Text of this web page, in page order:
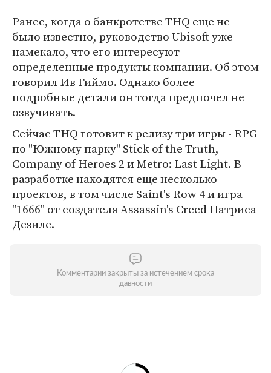
Ранее, когда о банкротстве THQ еще не
было известно, руководство Ubisoft уже
намекало, что его интересуют
определенные продукты компании. Об этом
говорил Ив Гиймо. Однако более
подробные детали он тогда предпочел не
озвучивать.
Сейчас THQ готовит к релизу три игры - RPG
по "Южному парку" Stick of the Truth,
Company of Heroes 2 и Metro: Last Light. В
разработке находятся еще несколько
проектов, в том числе Saint's Row 4 и игра
"1666" от создателя Assassin's Creed Патриса
Дезиле.
Комментарии закрыты за истечением срока
давности